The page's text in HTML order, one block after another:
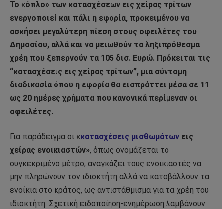
Το «όπλο» των κατασχέσεων εις χείρας τρίτων
ενεργοποιεί και πάλι η εφορία, προκειμένου να
ασκήσει μεγαλύτερη πίεση στους οφειλέτες του
Δημοσίου, αλλά και να μειωθούν τα ληξιπρόθεσμα
χρέη που ξεπερνούν τα 105 δισ. Ευρώ. Πρόκειται τις
“κατασχέσεις εις χείρας τρίτων”, μια σύντομη
διαδικασία όπου η εφορία θα εισπράττει μέσα σε 11
ως 20 ημέρες χρήματα που κανονικά περίμεναν οι
οφειλέτες.
Για παράδειγμα οι «κατασχέσεις μισθωμάτων εις
χείρας ενοικιαστών», όπως ονομάζεται το
συγκεκριμένο μέτρο, αναγκάζει τους ενοικιαστές να
μην πληρώνουν τον ιδιοκτήτη αλλά να καταβάλλουν τα
ενοίκια στο κράτος, ως αντιστάθμισμα για τα χρέη του
ιδιοκτήτη. Σχετική ειδοποίηση-ενημέρωση λαμβάνουν